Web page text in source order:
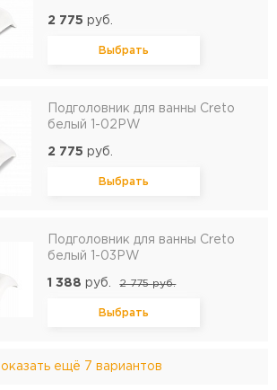
2 775руб.
Выбрать
Подголовник для ванны Creto
белый 1-02PW
2 775руб.
Выбрать
Подголовник для ванны Creto
белый 1-03PW
1 388руб. 2 775руб.
Выбрать
ещё 7 вариантов